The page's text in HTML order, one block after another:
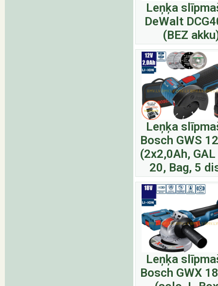
Leņķa
DeWalt
(BEZ
Leņķa
Bosch GWS
(2x2,0Ah,
20, Bag, 5
Leņķa
Bosch GWX